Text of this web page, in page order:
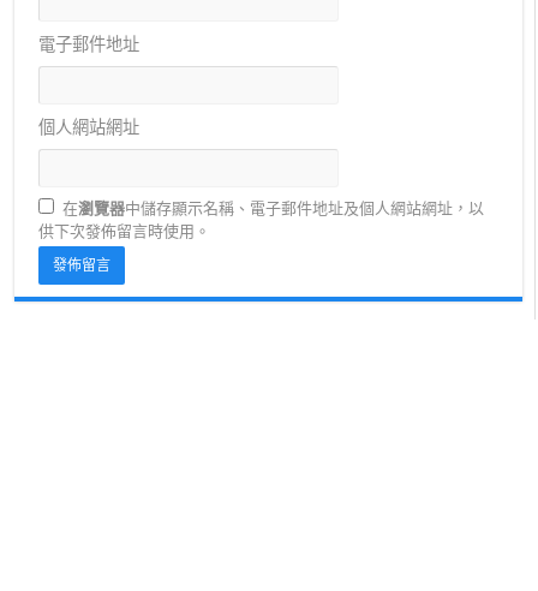
電子郵件地址
個人網站網址
在瀏覽器中儲存顯示名稱、電子郵件地址及個人網站網址，以
供下次發佈留言時使用。